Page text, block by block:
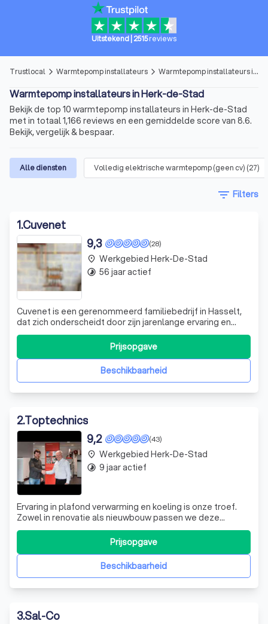
Uitstekend 2515reviews
Trustlocal arrow_forward_ios Warmtepomp installateurs arrow_forward_ios Warmtepomp installateurs in Herk-de-Stad
Warmtepomp installateurs in Herk-de-Stad
Bekijk de top 10 warmtepomp installateurs in Herk-de-Stad
met in totaal 1,166 reviews en een gemiddelde score van 8.6.
Bekijk, vergelijk & bespaar.
Alle diensten Volledig elektrische warmtepomp (geen cv) (27)
filter_list Filters
1.Cuvenet
(28)
9,3
Cuvenet is een gerenommeerd familiebedrijf in Hasselt,
dat zich onderscheidt door zijn jarenlange ervaring en
expertise in de installatie en het onderhoud van centrale
verwarming, zonnepanelen en sanitair. Onze kennis is van
generatie op generatie doorgegeven, waardoor geen
enkel detail van onze vakBeschikbaarheid
Prijsopgave
place Werkgebied Herk-De-Stad
timelapse 56 jaar actief
2.Toptechnics
(43)
9,2
Ervaring in plafond verwarming en koeling is onze troef.
Zowel in renovatie als nieuwbouw passen we deze
techniek toe en hebben we de noodzakelijke
ervaring.Toptechnics is een invoerder van lage
temperatuur systemen en handelt rechtstreeks met de
vakman. De producten komen van Europese fabrieken en
Beschikbaarheid
Prijsopgave
place Werkgebied Herk-De-Stad
timelapse 9 jaar actief
3.Sal-Co